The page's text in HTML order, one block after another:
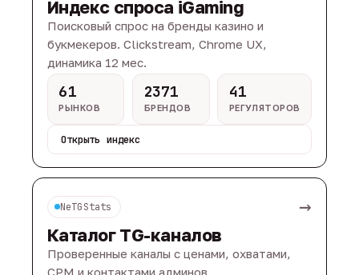
Индекс спроса iGaming
Поисковый спрос на бренды казино и
букмекеров. Clickstream, Chrome UX,
динамика 12 мес.
61
РЫНКОВ
2371
БРЕНДОВ
41
РЕГУЛЯТОРОВ
Открыть индекс
NeTGStats →
Каталог TG-каналов
Проверенные каналы с ценами, охватами,
CPM и контактами админов.